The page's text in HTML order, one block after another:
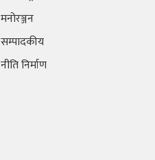
मनोरञ्जन
सम्पादकीय
नीति निर्माण